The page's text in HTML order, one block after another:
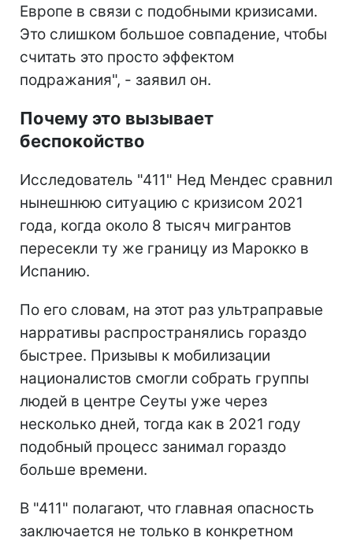
Европе в связи с подобными кризисами.
Это слишком большое совпадение, чтобы
считать это просто эффектом
подражания", - заявил он.
Почему это вызывает
беспокойство
Исследователь "411" Нед Мендес сравнил
нынешнюю ситуацию с кризисом 2021
года, когда около 8 тысяч мигрантов
пересекли ту же границу из Марокко в
Испанию.
По его словам, на этот раз ультраправые
нарративы распространялись гораздо
быстрее. Призывы к мобилизации
националистов смогли собрать группы
людей в центре Сеуты уже через
несколько дней, тогда как в 2021 году
подобный процесс занимал гораздо
больше времени.
В "411" полагают, что главная опасность
заключается не только в конкретном